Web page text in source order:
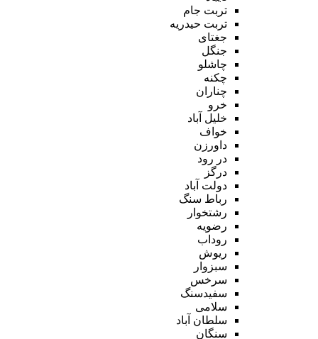
تربت جام
تربت حیدریه
جغتای
جنگل
چاشلو
چکنه
چناران
خرو
خلیل آباد
خواف
داورزن
در رود
درگز
دولت آباد
رباط سنگ
رشتخوار
رضویه
روداب
ریوش
سبزوار
سرخس
سفیدسنگ
سلامی
سلطان آباد
سنگان